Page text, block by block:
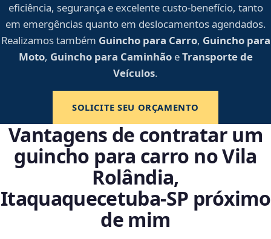
eficiência, segurança e excelente custo-benefício, tanto
em emergências quanto em deslocamentos agendados.
Realizamos também Guincho para Carro, Guincho para
Moto, Guincho para CaminhãoeTransporte de
Veículos.
SOLICITE SEU ORÇAMENTO
Vantagens de contratar um
guincho para carro no Vila
Rolândia,
Itaquaquecetuba‑SP próximo
de mim